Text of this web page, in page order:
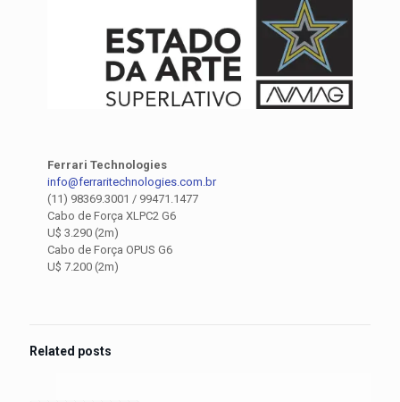
Ferrari Technologies
info@ferraritechnologies.com.br
(11) 98369.3001 / 99471.1477
Cabo de Força XLPC2 G6
U$ 3.290 (2m)
Cabo de Força OPUS G6
U$ 7.200 (2m)
Related posts